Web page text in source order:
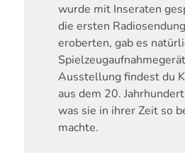
wurde mit Inseraten
die ersten
eroberten, gab es
Ausstellung findest du
aus dem 20.
was sie in ihrer Zeit so
machte.